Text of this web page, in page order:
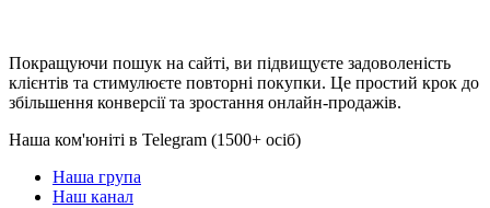
Покращуючи пошук на сайті, ви підвищуєте задоволеність
клієнтів та стимулюєте повторні покупки. Це простий крок до
збільшення конверсії та зростання онлайн-продажів.
Наша ком'юніті в Telegram (1500+ осіб)
Наша група
Наш канал